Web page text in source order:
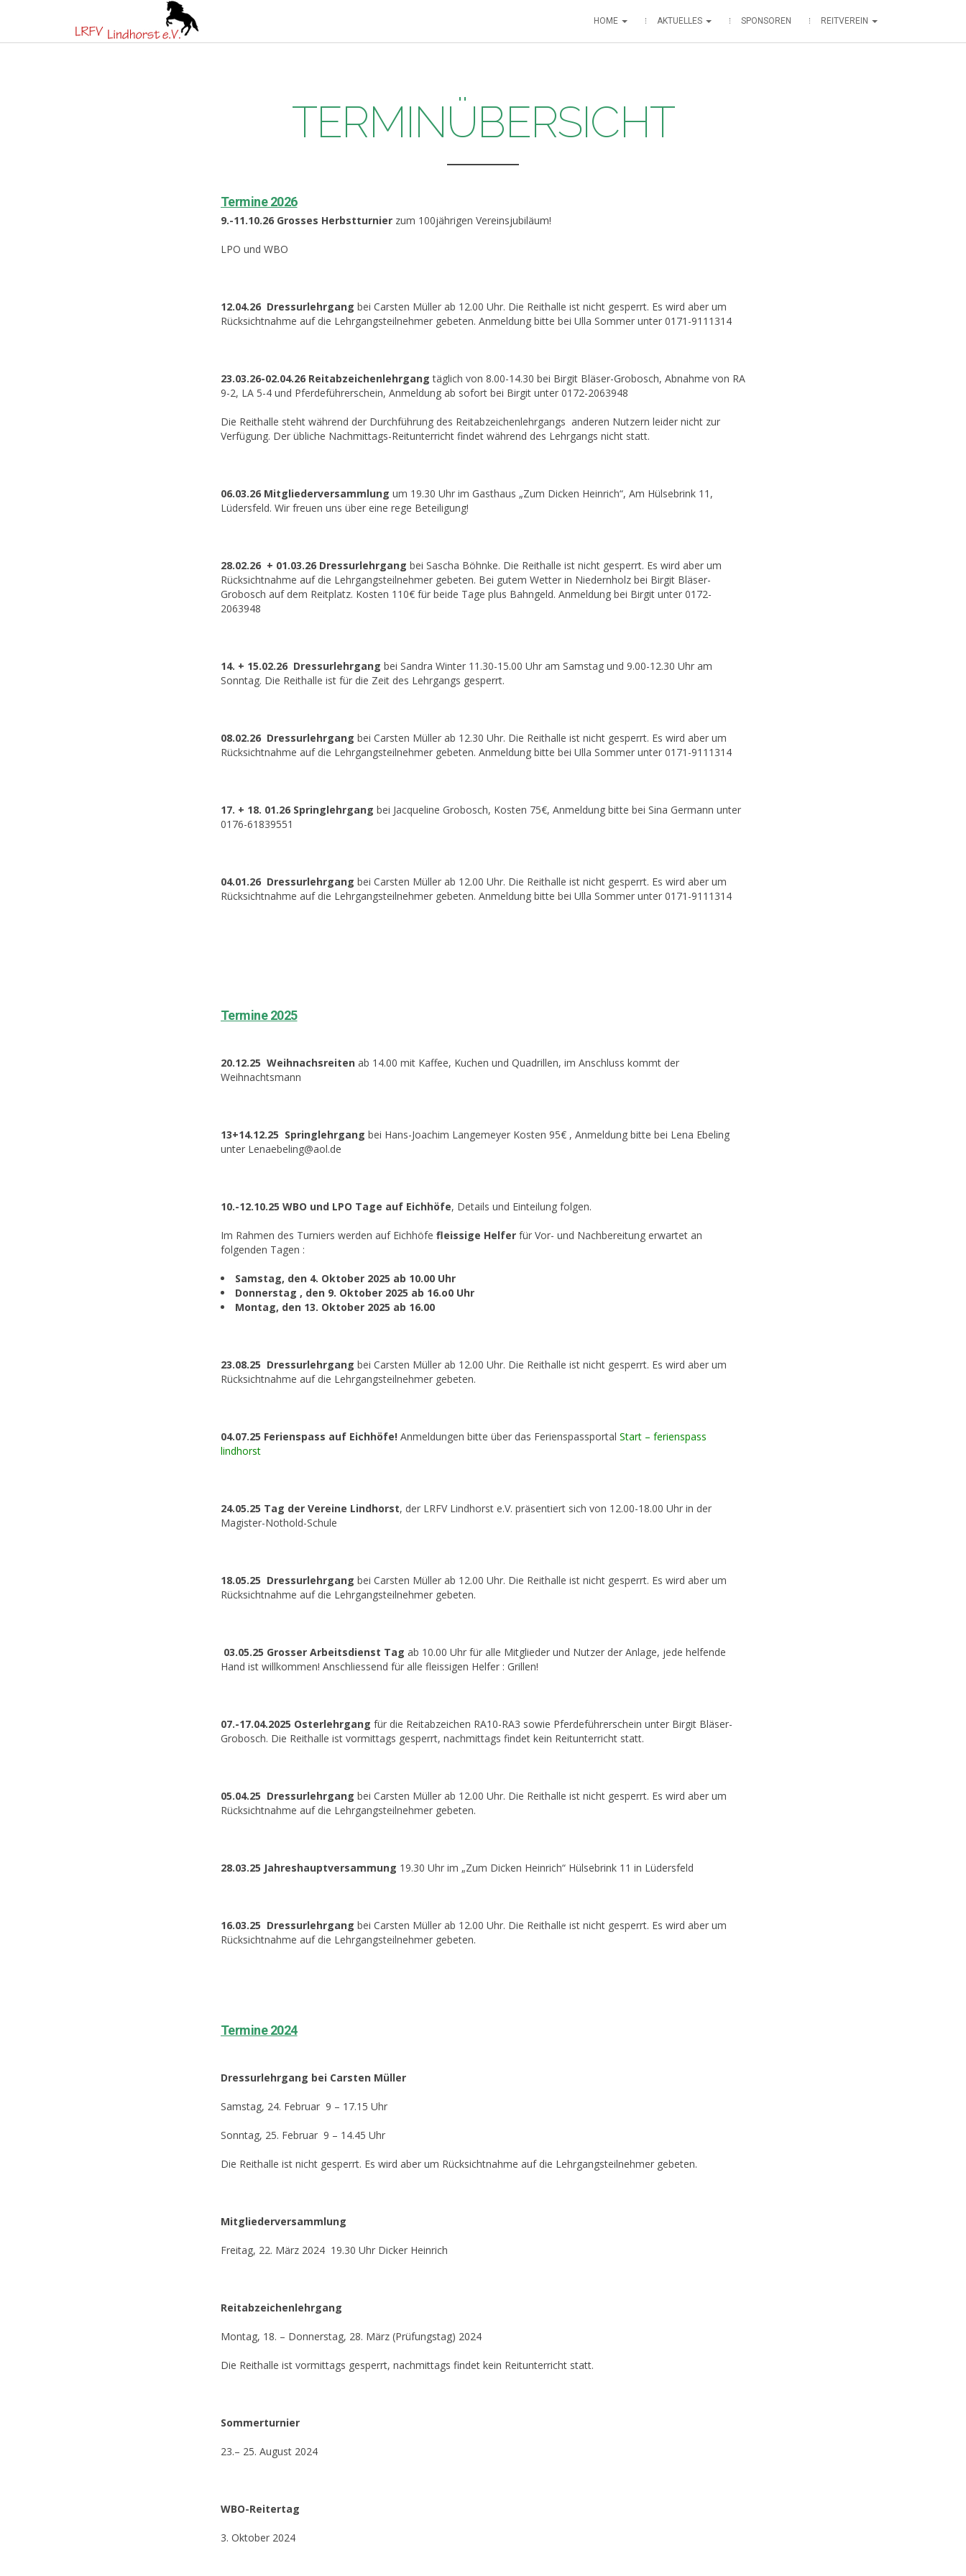
HOME AKTUELLES SPONSOREN REITVEREIN
TERMINÜBERSICHT
Termine 2026
9.-11.10.26 Grosses Herbstturnier zum 100jährigen Vereinsjubiläum!
LPO und WBO
12.04.26 Dressurlehrgang bei Carsten Müller ab 12.00 Uhr. Die Reithalle ist nicht gesperrt. Es wird aber um
Rücksichtnahme auf die Lehrgangsteilnehmer gebeten. Anmeldung bitte bei Ulla Sommer unter 0171-9111314
23.03.26-02.04.26 Reitabzeichenlehrgang täglich von 8.00-14.30 bei Birgit Bläser-Grobosch, Abnahme von RA
9-2, LA 5-4 und Pferdeführerschein, Anmeldung ab sofort bei Birgit unter 0172-2063948
Die Reithalle steht während der Durchführung des Reitabzeichenlehrgangs anderen Nutzern leider nicht zur
Verfügung. Der übliche Nachmittags-Reitunterricht findet während des Lehrgangs nicht statt.
06.03.26 Mitgliederversammlung um 19.30 Uhr im Gasthaus „Zum Dicken Heinrich“, Am Hülsebrink 11,
Lüdersfeld. Wir freuen uns über eine rege Beteiligung!
28.02.26 + 01.03.26 Dressurlehrgang bei Sascha Böhnke. Die Reithalle ist nicht gesperrt. Es wird aber um
Rücksichtnahme auf die Lehrgangsteilnehmer gebeten. Bei gutem Wetter in Niedernholz bei Birgit Bläser-
Grobosch auf dem Reitplatz. Kosten 110€ für beide Tage plus Bahngeld. Anmeldung bei Birgit unter 0172-
2063948
14. + 15.02.26 Dressurlehrgang bei Sandra Winter 11.30-15.00 Uhr am Samstag und 9.00-12.30 Uhr am
Sonntag. Die Reithalle ist für die Zeit des Lehrgangs gesperrt.
08.02.26 Dressurlehrgang bei Carsten Müller ab 12.30 Uhr. Die Reithalle ist nicht gesperrt. Es wird aber um
Rücksichtnahme auf die Lehrgangsteilnehmer gebeten. Anmeldung bitte bei Ulla Sommer unter 0171-9111314
17. + 18. 01.26 Springlehrgang bei Jacqueline Grobosch, Kosten 75€, Anmeldung bitte bei Sina Germann unter
0176-61839551
04.01.26 Dressurlehrgang bei Carsten Müller ab 12.00 Uhr. Die Reithalle ist nicht gesperrt. Es wird aber um
Rücksichtnahme auf die Lehrgangsteilnehmer gebeten. Anmeldung bitte bei Ulla Sommer unter 0171-9111314
Termine 2025
20.12.25 Weihnachsreiten ab 14.00 mit Kaffee, Kuchen und Quadrillen, im Anschluss kommt der
Weihnachtsmann
13+14.12.25 Springlehrgang bei Hans-Joachim Langemeyer Kosten 95€ , Anmeldung bitte bei Lena Ebeling
unter Lenaebeling@aol.de
10.-12.10.25 WBO und LPO Tage auf Eichhöfe, Details und Einteilung folgen.
Im Rahmen des Turniers werden auf Eichhöfe fleissige Helfer für Vor- und Nachbereitung erwartet an
folgenden Tagen :
Samstag, den 4. Oktober 2025 ab 10.00 Uhr
Donnerstag , den 9. Oktober 2025 ab 16.o0 Uhr
Montag, den 13. Oktober 2025 ab 16.00
23.08.25 Dressurlehrgang bei Carsten Müller ab 12.00 Uhr. Die Reithalle ist nicht gesperrt. Es wird aber um
Rücksichtnahme auf die Lehrgangsteilnehmer gebeten.
04.07.25 Ferienspass auf Eichhöfe! Anmeldungen bitte über das Ferienspassportal Start – ferienspass
lindhorst
24.05.25 Tag der Vereine Lindhorst, der LRFV Lindhorst e.V. präsentiert sich von 12.00-18.00 Uhr in der
Magister-Nothold-Schule
18.05.25 Dressurlehrgang bei Carsten Müller ab 12.00 Uhr. Die Reithalle ist nicht gesperrt. Es wird aber um
Rücksichtnahme auf die Lehrgangsteilnehmer gebeten.
03.05.25 Grosser Arbeitsdienst Tag ab 10.00 Uhr für alle Mitglieder und Nutzer der Anlage, jede helfende
Hand ist willkommen! Anschliessend für alle fleissigen Helfer : Grillen!
07.-17.04.2025 Osterlehrgang für die Reitabzeichen RA10-RA3 sowie Pferdeführerschein unter Birgit Bläser-
Grobosch. Die Reithalle ist vormittags gesperrt, nachmittags findet kein Reitunterricht statt.
05.04.25 Dressurlehrgang bei Carsten Müller ab 12.00 Uhr. Die Reithalle ist nicht gesperrt. Es wird aber um
Rücksichtnahme auf die Lehrgangsteilnehmer gebeten.
28.03.25 Jahreshauptversammung 19.30 Uhr im „Zum Dicken Heinrich“ Hülsebrink 11 in Lüdersfeld
16.03.25 Dressurlehrgang bei Carsten Müller ab 12.00 Uhr. Die Reithalle ist nicht gesperrt. Es wird aber um
Rücksichtnahme auf die Lehrgangsteilnehmer gebeten.
Termine 2024
Dressurlehrgang bei Carsten Müller
Samstag, 24. Februar 9 – 17.15 Uhr
Sonntag, 25. Februar 9 – 14.45 Uhr
Die Reithalle ist nicht gesperrt. Es wird aber um Rücksichtnahme auf die Lehrgangsteilnehmer gebeten.
Mitgliederversammlung
Freitag, 22. März 2024 19.30 Uhr Dicker Heinrich
Reitabzeichenlehrgang
Montag, 18. – Donnerstag, 28. März (Prüfungstag) 2024
Die Reithalle ist vormittags gesperrt, nachmittags findet kein Reitunterricht statt.
Sommerturnier
23.– 25. August 2024
WBO-Reitertag
3. Oktober 2024